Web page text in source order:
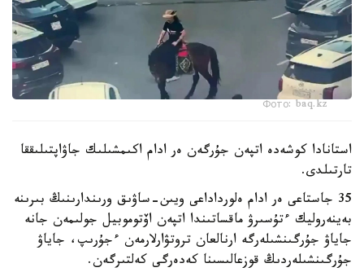
Фото: baq.kz
استانادا كوشەدە اتپەن جۇرگەن ەر ادام اكىمشىلىك جاۋاپتىلىققا
تارتىلدى.
35 جاستاعى ەر ادام ەلورداداعى ويىن-ساۋىق ورىندارىنىڭ بىرىنە
بەينەروليك ءتۇسىرۋ ماقساتىندا اتپەن اۆتوموبيل جولىمەن جانە
جاياۋ جۇرگىنشىلەرگە ارنالعان تروتۋارلارمەن ءجۇرىپ، جاياۋ
جۇرگىنشىلەردىڭ قوزعالىسىنا كەدەرگى كەلتىرگەن.